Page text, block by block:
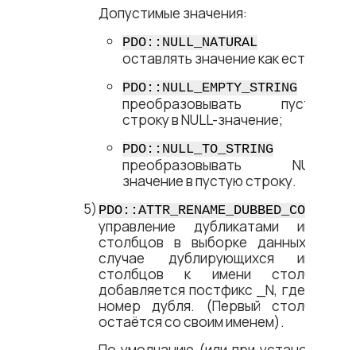
Допустимые значения:
PDO::NULL_NATURAL
оставлять значение как есть;
PDO::NULL_EMPTY_STRING
преобразовывать пустую
строку в NULL-значение;
PDO::NULL_TO_STRING
преобразовывать NULL-
значение в пустую строку.
PDO::ATTR_RENAME_DUBBED_COL
управление дубликатами имен
столбцов в выборке данных. В
случае дублирующихся имён
столбцов к имени столбца
добавляется постфикс _N, где N –
номер дубля. (Первый столбец
остаётся со своим именем).